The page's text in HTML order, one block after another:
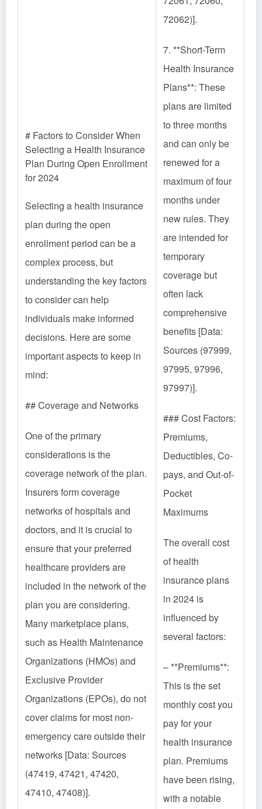
# Factors to Consider When
Selecting a Health Insurance
Plan During Open Enrollment
for 2024
Selecting a health insurance
plan during the open
enrollment period can be a
complex process, but
understanding the key factors
to consider can help
individuals make informed
decisions. Here are some
important aspects to keep in
mind:
## Coverage and Networks
One of the primary
considerations is the
coverage network of the plan.
Insurers form coverage
networks of hospitals and
doctors, and it is crucial to
ensure that your preferred
healthcare providers are
included in the network of the
plan you are considering.
Many marketplace plans,
such as Health Maintenance
Organizations (HMOs) and
Exclusive Provider
Organizations (EPOs), do not
cover claims for most non-
emergency care outside their
networks [Data: Sources
(47419, 47421, 47420,
47410, 47408)].
72062)].
7. **Short-Term
Health Insurance
Plans**: These
plans are limited
to three months
and can only be
renewed for a
maximum of four
months under
new rules. They
are intended for
temporary
coverage but
often lack
comprehensive
benefits [Data:
Sources (97999,
97995, 97996,
97997)].
### Cost Factors:
Premiums,
Deductibles, Co-
pays, and Out-of-
Pocket
Maximums
The overall cost
of health
insurance plans
in 2024 is
influenced by
several factors:
– **Premiums**:
This is the set
monthly cost you
pay for your
health insurance
plan. Premiums
have been rising,
with a notable